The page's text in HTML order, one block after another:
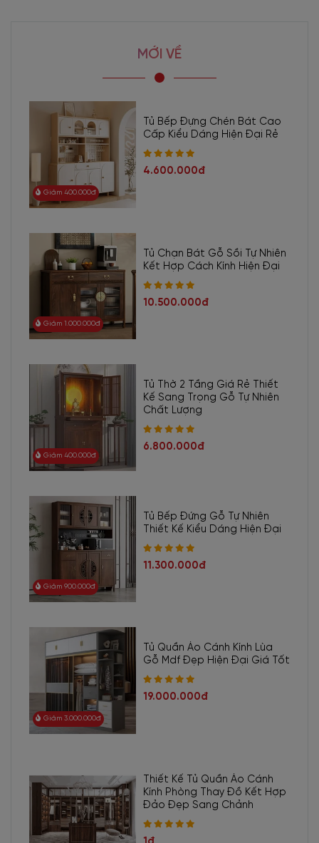
MỚI VỀ
Giảm 400.000đ
Tủ Bếp Đựng Chén Bát Cao
Cấp Kiểu Dáng Hiện Đại Rẻ
4.600.000đ
Giảm 1.000.000đ
Tủ Chạn Bát Gỗ Sồi Tự Nhiên
Kết Hợp Cách Kính Hiện Đại
10.500.000đ
Giảm 400.000đ
Tủ Thờ 2 Tầng Giá Rẻ Thiết
Kế Sang Trọng Gỗ Tự Nhiên
Chất Lượng
6.800.000đ
Giảm 900.000đ
Tủ Bếp Đứng Gỗ Tự Nhiên
Thiết Kế Kiểu Dáng Hiện Đại
11.300.000đ
Giảm 3.000.000đ
Tủ Quần Áo Cánh Kính Lùa
Gỗ Mdf Đẹp Hiện Đại Giá Tốt
19.000.000đ
Thiết Kế Tủ Quần Áo Cánh
Kính Phòng Thay Đồ Kết Hợp
Đảo Đẹp Sang Chảnh